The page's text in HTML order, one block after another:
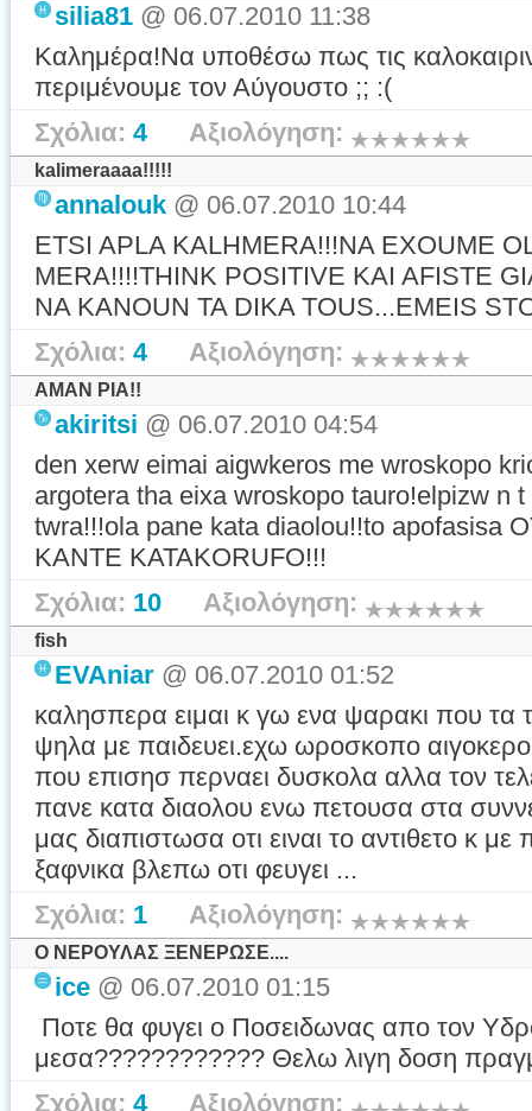
silia81 @ 06.07.2010 11:38
Καλημέρα!Να υποθέσω πως τις
περιμένουμε τον Αύγουστο ;; :(
Σχόλια: 4Αξιολόγηση:
kalimeraaaa!!!!!
annalouk @ 06.07.2010 10:44
ETSI APLA KALHMERA!!!NA EXOUME
MERA!!!!THINK POSITIVE KAI AFISTE
NA KANOUN TA DIKA TOUS...EMEIS
Σχόλια: 4Αξιολόγηση:
AMAN PIA!!
akiritsi @ 06.07.2010 04:54
den xerw eimai aigwkeros me wroskopo
argotera tha eixa wroskopo tauro!elpizw n
twra!!!ola pane kata diaolou!!to apofasisa
KANTE KATAKORUFO!!!
Σχόλια: 10 Αξιολόγηση:
fish
EVAniar @ 06.07.2010 01:52
καλησπερα ειμαι κ γω ενα ψαρακι που τα
ψηλα με παιδευει.εχω ωροσκοπο
που επισησ περναει δυσκολα αλλα τον
πανε κατα διαολου ενω πετουσα στα
μας διαπιστωσα οτι ειναι το αντιθετο κ
ξαφνικα βλεπω οτι φευγει ...
Σχόλια: 1 Αξιολόγηση:
Ο ΝΕΡΟΥΛΑΣ ΞΕΝΕΡΩΣΕ....
ice @ 06.07.2010 01:15
Ποτε θα φυγει ο Ποσειδωνας απο τον
μεσα???????????? Θελω λιγη δοση
Σχόλια: 4Αξιολόγηση: